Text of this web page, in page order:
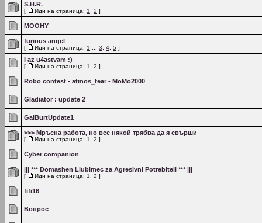
S.H.R.
[ Иди на страница: 1 2 ]
MOOHY
furious angel
[ Иди на страница: 1 3 4 5 ]
I az u4astvam :)
[ Иди на страница: 1 2 ]
Robo contest - atmos_fear - MoMo2000
Gladiator : update 2
GalBurtUpdate1
>>> Мръсна работа, но все някой трябва да я свърши
[ Иди на страница: 1 2 ]
Cyber companion
||| *** Domashen Liubimec za Agresivni Potrebiteli *** |||
[ Иди на страница: 1 2 ]
fifi16
Вопрос